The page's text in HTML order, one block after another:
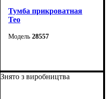
Тумба прикроватная
Тео
28557
Высота: 38 см
Глубина: 40 см
Знято з виробництва